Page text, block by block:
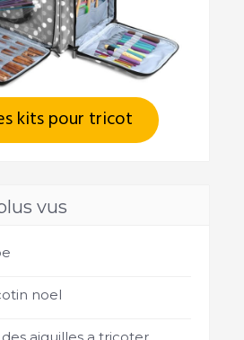
kits pour tricot
vus
noel
aiguilles a tricoter